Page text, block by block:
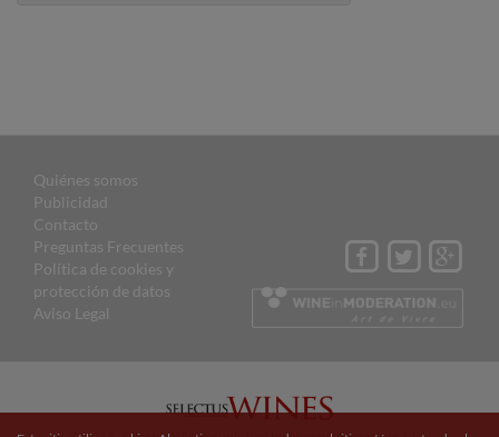
Quiénes somos
Publicidad
Contacto
Preguntas Frecuentes
Política de cookies y
protección de datos
Aviso Legal